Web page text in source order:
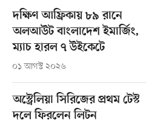
দক্ষিণ আফ্রিকায় ৮৯ রানে
অলআউট বাংলাদেশ ইমার্জিং,
ম্যাচ হারল ৭ উইকেটে
০১ আগস্ট ২০২৬
অস্ট্রেলিয়া সিরিজের প্রথম টেস্ট
দলে ফিরলেন লিটন